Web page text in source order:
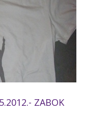
ZABOK